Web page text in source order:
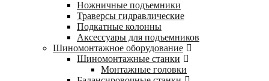
Ножничные подъемники
Траверсы гидравлические
Подкатные колонны
Аксессуары для подъемников
Шиномонтажное оборудование
Шиномонтажные станки
Монтажные головки